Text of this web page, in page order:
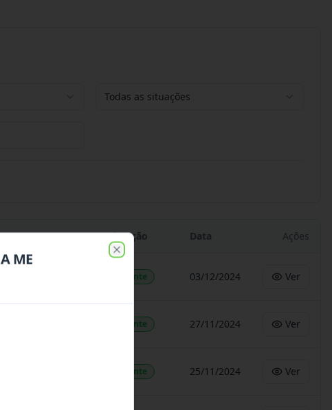
Todas as situações
Situação Data Ações
Vigente 03/12/2024 Ver
Vigente 27/11/2024 Ver
Vigente 25/11/2024 Ver
ME Close